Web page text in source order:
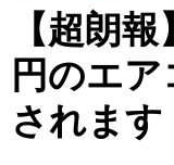
【超朗
円のエ
されます